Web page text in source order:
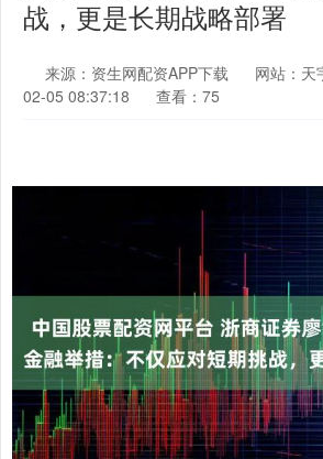
战，更是长期战略部署
来源：资生网配资APP下载 网站：天
02-05 08:37:18
查看：75